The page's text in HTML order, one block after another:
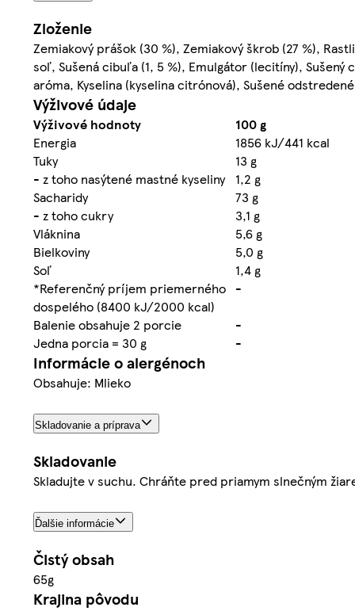
Zloženie
Zemiakový prášok (30 %), Zemiakový škrob (27 %),
soľ, Sušená cibuľa (1, 5 %), Emulgátor (lecitíny), Sušený
aróma, Kyselina (kyselina citrónová), Sušené odstredené
Výživové údaje
Výživové hodnoty 100 g
Energia
1856 kJ/441 kcal
Tuky
13 g
- z toho nasýtené mastné kyseliny
1,2 g
Sacharidy
73 g
- z toho cukry
3,1 g
Vláknina
5,6 g
Bielkoviny
5,0 g
Soľ
1,4 g
*Referenčný príjem priemerného
dospelého (8400 kJ/2000 kcal)
-
Balenie obsahuje 2 porcie
-
Jedna porcia = 30 g
-
Informácie o alergénoch
Obsahuje: Mlieko
Skladovanie a príprava
Skladovanie
Skladujte v suchu. Chráňte pred priamym slnečným
Ďalšie informácie
Čistý obsah
65g
Krajina pôvodu